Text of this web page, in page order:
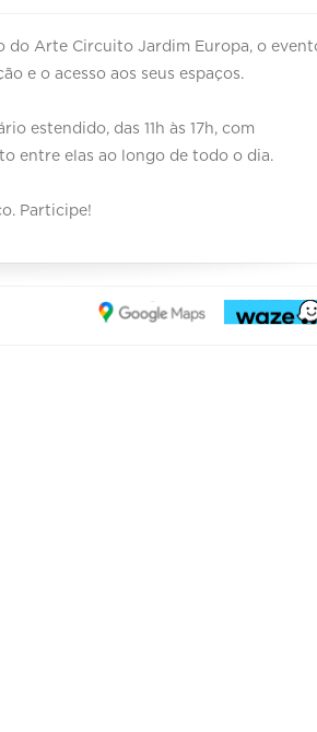
do Arte Circuito Jardim Europa, o
e o acesso aos seus espaços.
estendido, das 11h às 17h, com
entre elas ao longo de todo o dia.
Participe!